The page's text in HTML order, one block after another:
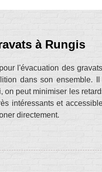
à Rungis
l'évacuation des
dans son ensemble.
on peut minimiser les
intéressants et
directement.